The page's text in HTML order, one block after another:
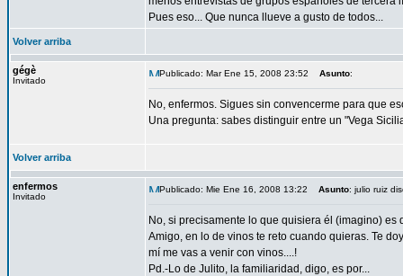
Pues eso... Que nunca llueve a gusto de todos...
Volver arriba
gégè
Invitado
Publicado: Mar Ene 15, 2008 23:52 Asunto:
No, enfermos. Sigues sin convencerme para que
Una pregunta: sabes distinguir entre un "Vega
Volver arriba
enfermos
Invitado
Publicado: Mie Ene 16, 2008 13:22 Asunto: julio ruiz
No, si precisamente lo que quisiera él (imagino)
Amigo, en lo de vinos te reto cuando quieras. Te
mí me vas a venir con vinos....!
Pd.-Lo de Julito, la familiaridad, digo, es por...